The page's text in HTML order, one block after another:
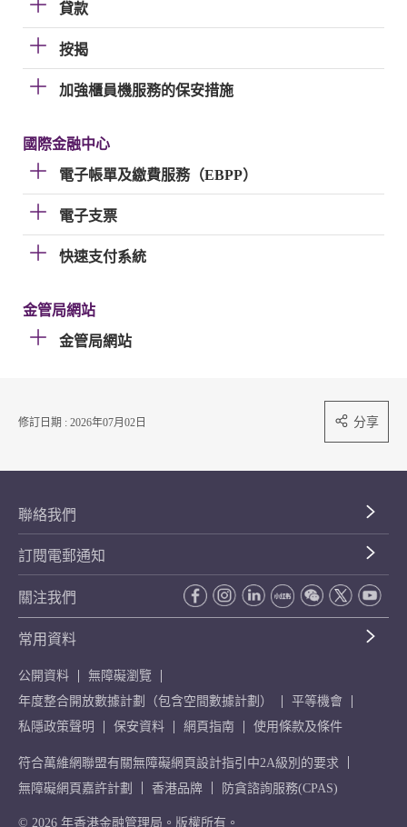
貸款
按揭
加強櫃員機服務的保安措施
國際金融中心
電子帳單及繳費服務（EBPP）
電子支票
快速支付系統
金管局網站
金管局網站
修訂日期 : 2026年07月02日 分享
聯絡我們
訂閱電郵通知
關注我們
常用資料
公開資料
無障礙瀏覽
年度整合開放數據計劃（包含空間數據計劃）
平等機會
私隱政策聲明
保安資料 網頁指南 使用條款及條件
符合萬維網聯盟有關無障礙網頁設計指引中2A級別的要求
無障礙網頁嘉許計劃
香港品牌 防貪諮詢服務(CPAS)
© 2026 年香港金融管理局。版權所有。